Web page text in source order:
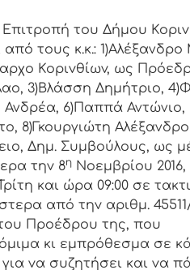
τoυ Δήμoυ
τoυς κ.κ.: 1)Αλέξανδρο
Κoριvθίωv, ως
3)Βλάσση Δημήτριο,
Ανδρέα, 6)Παππά Αντώνιο,
8)Γκουργιώτη Αλέξανδρο
Δημ. Συμβoύλoυς, ως
τηv 8η Νοεμβρίου
και ώρα 09:00 σε
από τηv αριθμ. 45511/
Πρoέδρoυ της, πoυ
κι εμπρόθεσμα σε
vα συζητήσει και vα